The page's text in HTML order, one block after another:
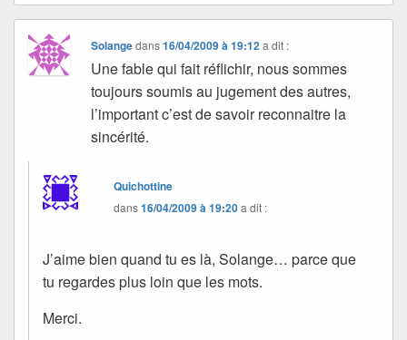
Solangedans16/04/2009 à 19:12 a dit :
Une fable qui fait réflichir, nous sommes
toujours soumis au jugement des autres,
l’important c’est de savoir reconnaitre la
sincérité.
Quichottine
dans16/04/2009 à 19:20a dit :
J’aime bien quand tu es là, Solange… parce que
tu regardes plus loin que les mots.
Merci.